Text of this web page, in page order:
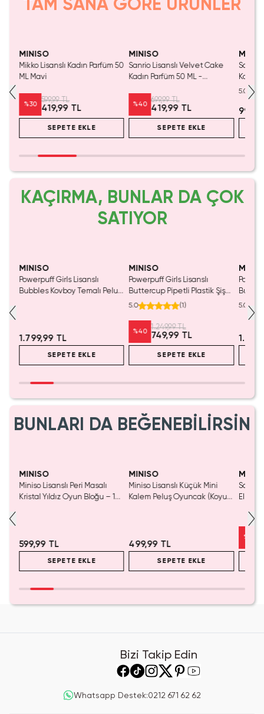
TAM SANA GÖRE ÜRÜNLER
MINISO
Mikko Lisanslı Kadın Parfüm 50
ML Mavi
%30
599,99 TL
419,99 TL
SEPETE EKLE
MINISO
Sanrio Lisanslı Velvet Cake
Kadın Parfüm 50 ML -
Vanilya Notalı Parfüm
%40
699,99 TL
419,99 TL
SEPETE EKLE
Sanrio
5.0
KAÇIRMA, BUNLAR DA ÇOK
SATIYOR
MINISO
Powerpuff Girls Lisanslı
Bubbles Kovboy Temalı Peluş
1.799,99 TL
SEPETE EKLE
MINISO
Powerpuff Girls Lisanslı
Buttercup Pipetli Plastik Şişe
1250 ML 34 Cm
5.0 (1)
%40
1.249,99 TL
749,99 TL
SEPETE EKLE
5.0
BUNLARI DA BEĞENEBİLİRSİN
MINISO
Miniso Lisanslı Peri Masalı
Kristal Yıldız Oyun Bloğu – 14
599,99 TL
SEPETE EKLE
MINISO
Miniso Lisanslı Küçük Mini
Kalem Peluş Oyuncak (Koyu
499,99 TL
SEPETE EKLE
Sanrio
Elma
%
Bizi Takip Edin
Whatsapp Destek:0212 671 62 62